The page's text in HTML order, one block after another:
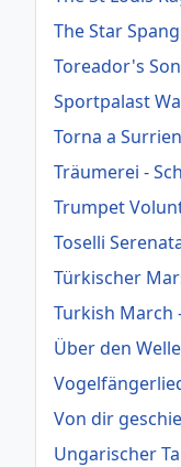
The Star
Toreador's
Sportpalast
Torna a
Träumerei -
Trumpet
Toselli
Türkischer
Turkish March
Über den
Von dir
Ungarischer